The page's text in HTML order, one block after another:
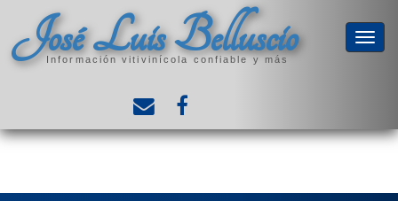
José Luis Belluscio
Información vitivinícola confiable y más